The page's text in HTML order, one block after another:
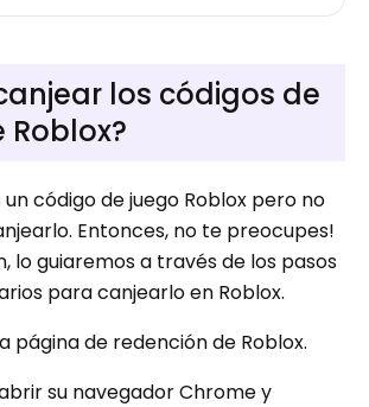
los códigos de
Roblox?
código de juego Roblox pero no
Entonces, no te preocupes!
lo guiaremos a través de los pasos
para canjearlo en Roblox.
página de redención de Roblox.
su navegador Chrome y